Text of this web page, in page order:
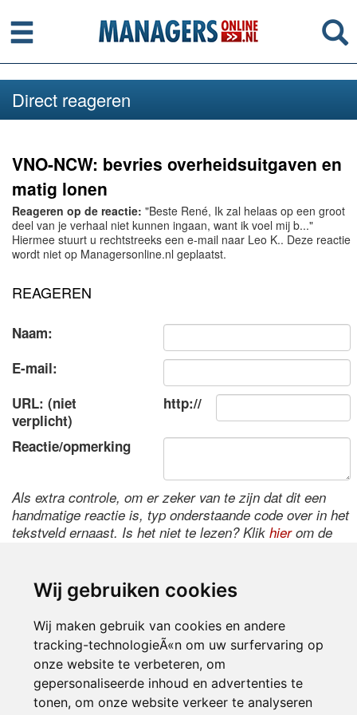
Wij gebruiken cookies
Wij maken gebruik van cookies en andere
tracking-technologieÃ«n om uw surfervaring op
onze website te verbeteren, om
gepersonaliseerde inhoud en advertenties te
tonen, om onze website verkeer te analyseren
Menu
Direct reageren
VNO-NCW: bevries overheidsuitgaven en
matig lonen
Reageren op de reactie: "Beste René, Ik zal helaas op een groot
deel van je verhaal niet kunnen ingaan, want ik voel mij b..."
Hiermee stuurt u rechtstreeks een e-mail naar Leo K.. Deze reactie
wordt niet op Managersonline.nl geplaatst.
REAGEREN
Naam:
E-mail:
URL: (niet
verplicht)
http://
Reactie/opmerking
Als extra controle, om er zeker van te zijn dat dit een
handmatige reactie is, typ onderstaande code over in het
tekstveld ernaast. Is het niet te lezen? Klik hierom de